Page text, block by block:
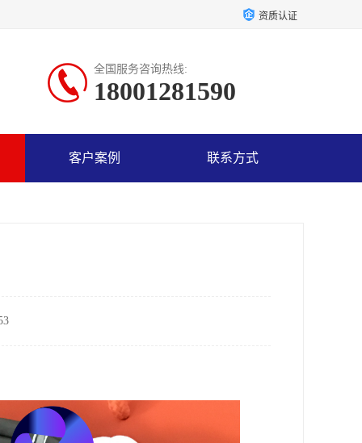
资质认证
全国服务咨询热线:
18001281590
客户案例 联系方式